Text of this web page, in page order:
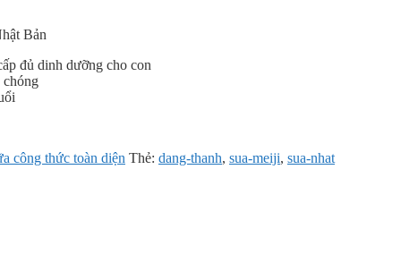
₫.là:
Bản
đủ dinh dưỡng cho con
chóng
công thức toàn diện Thẻ: dang-thanh, sua-meiji, sua-nhat